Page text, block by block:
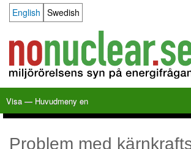
Language switcher
English Swedish
Huvudmeny
en
Visa — Huvudmeny en
Problem med